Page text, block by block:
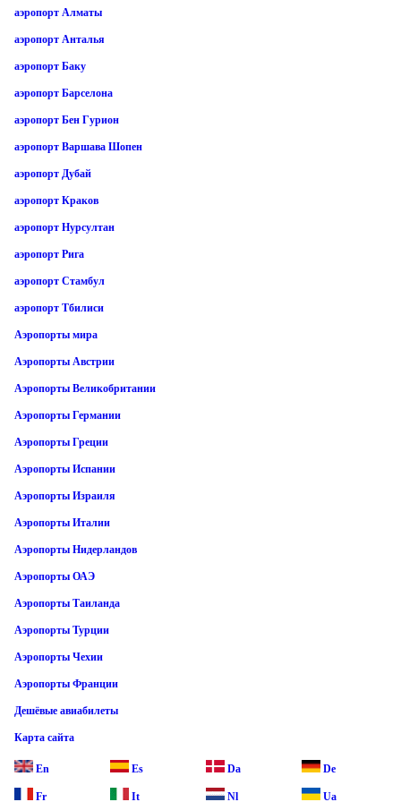
аэропорт Алматы
аэропорт Анталья
аэропорт Баку
аэропорт Барселона
аэропорт Бен Гурион
аэропорт Варшава Шопен
аэропорт Дубай
аэропорт Краков
аэропорт Нурсултан
аэропорт Рига
аэропорт Стамбул
аэропорт Тбилиси
Аэропорты мира
Аэропорты Австрии
Аэропорты Великобритании
Аэропорты Германии
Аэропорты Греции
Аэропорты Испании
Аэропорты Израиля
Аэропорты Италии
Аэропорты Нидерландов
Аэропорты ОАЭ
Аэропорты Таиланда
Аэропорты Турции
Аэропорты Чехии
Аэропорты Франции
Дешёвые авиабилеты
Карта сайта
En Es Da De
Fr It Nl Ua